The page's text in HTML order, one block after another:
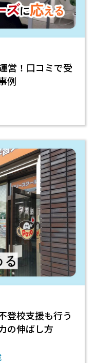
営！口コミで受
例
登校支援も行う
の伸ばし方